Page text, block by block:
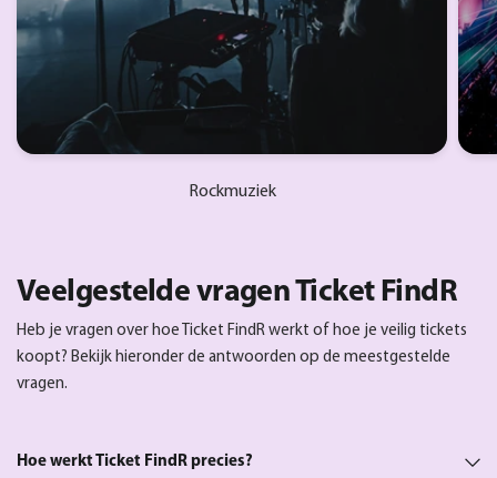
Rockmuziek
Veelgestelde vragen Ticket FindR
Heb je vragen over hoe Ticket FindR werkt of hoe je veilig tickets
koopt? Bekijk hieronder de antwoorden op de meestgestelde
vragen.
Hoe werkt Ticket FindR precies?